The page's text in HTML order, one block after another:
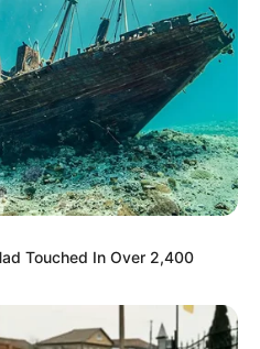
Touched In Over 2,400